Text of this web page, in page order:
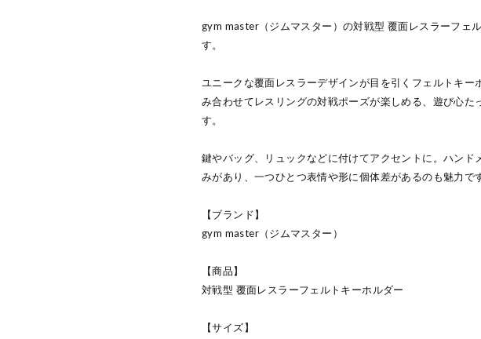
gym master（ジムマスター）の対戦型 覆面レスラーフェ
す。
ユニークな覆面レスラーデザインが目を引くフェルトキー
み合わせてレスリングの対戦ポーズが楽しめる、遊び心た
す。
鍵やバッグ、リュックなどに付けてアクセントに。ハンド
みがあり、一つひとつ表情や形に個体差があるのも魅力で
【ブランド】
gym master（ジムマスター）
【商品】
対戦型 覆面レスラーフェルトキーホルダー
【サイズ】